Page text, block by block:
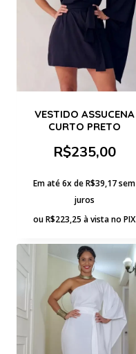
VESTIDO ASSUCENA
CURTO PRETO
R$235,00
Em até 6x deR$39,17sem
juros
ouR$223,25 à vista no PIX